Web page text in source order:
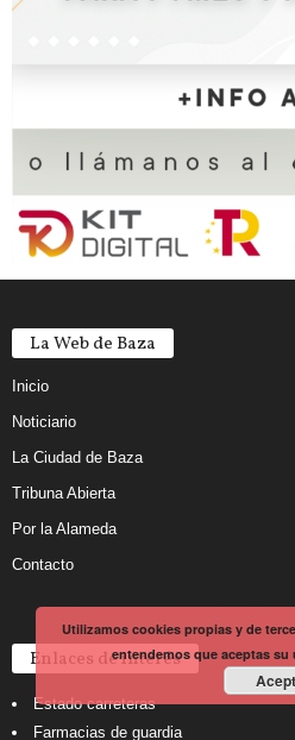
La Web de Baza
Inicio
Noticiario
La Ciudad de Baza
Tribuna Abierta
Por la Alameda
Contacto
Enlaces de interés
Estado carreteras
Farmacias de guardia
Utilizamos cookies propias y de
entendemos que aceptas